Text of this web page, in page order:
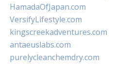
HamadaOfJapan.com
VersifyLifestyle.com
kingscreekadventures.com
antaeuslabs.com
purelycleanchemdry.com